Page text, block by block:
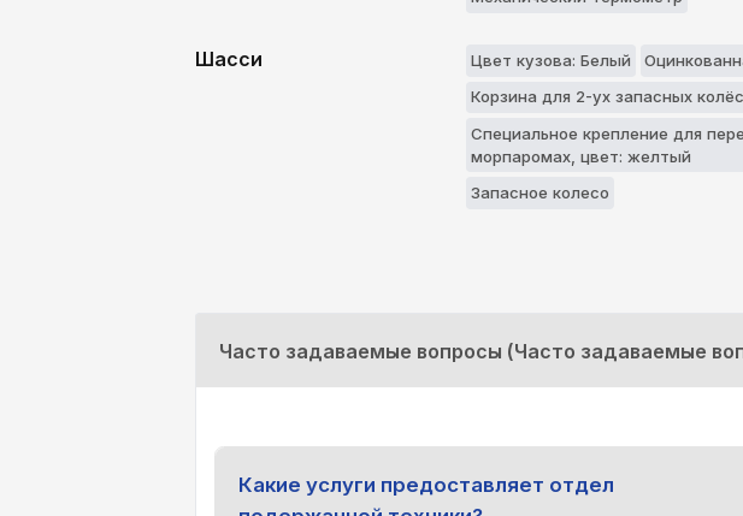
Шасси Цвет кузова: Белый
Корзина для 2-ух запасных колёс
Специальное крепление для
морпaромaх, цвет: желтый
Запасное колесо
Часто задаваемые вопросы (Часто задаваемые
Какие услуги предоставляет отдел